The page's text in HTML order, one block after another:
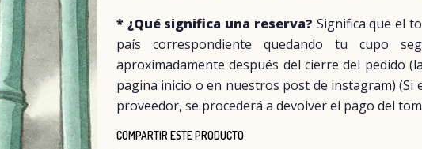
* ¿Qué significa una reserva? Significa que el
país correspondiente quedando tu cupo
aproximadamente después del cierre del pedido
pagina inicio o en nuestros post de instagram) (Si
proveedor, se procederá a devolver el pago del
COMPARTIR ESTE PRODUCTO